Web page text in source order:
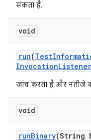
सकता है.
void
run(Test
InvocationListener
जांच करता है और नतीजे
void
runBinary(String